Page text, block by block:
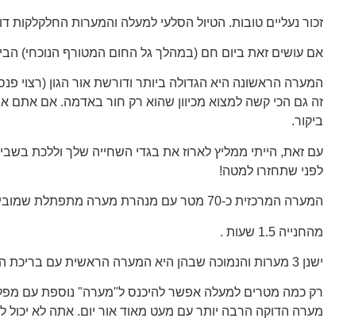
זכור נעליים טובות. הטיול הסלעי למעלה והמערות החלקלקות
אם עושים זאת ביום חם (במהלך גל החום המטורף הנוכחי)
המערה הראשונה היא הגדולה ביותר ודורשת אור הגון (רצוי
זה גם הכי קשה למצוא מכיוון שהוא רק חור באדמה. אם אתם
ביקור.
לפני שתחזרו למטה!
המערה המרכזית כ-70 מטר עם מנהרת מערה מתפתלת שמובילה לבריכת שיש בתחתית מפל בגובה 14 מטר.
מהחנייה 1.5 שעות .
ישנן 3 מערות והנמוכה שבהן היא המערה הראשית עם בריכת השיש.